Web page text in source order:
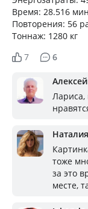
Время: 28.516 мин
Повторения: 56
Тоннаж: 1280 кг
7
6
Алексей
Лариса,
Наталия
тоже
за это
месте,